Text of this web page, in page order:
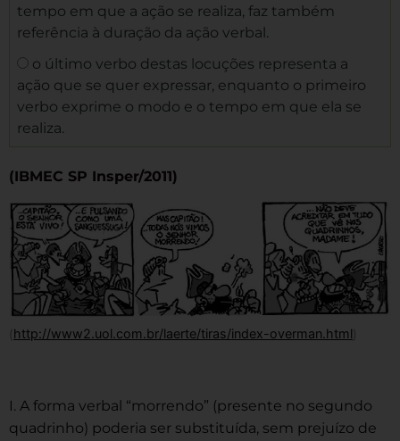
tempo em que a ação se realiza, faz também
referência à duração da ação verbal.
o último verbo destas locuções representa a
ação que se quer expressar, enquanto o primeiro
verbo exprime o modo e o tempo em que ela se
realiza.
(IBMEC SP Insper/2011)
(http://www2.uol.com.br/laerte/tiras/index-overman.html)
I. A forma verbal “morrendo” (presente no segundo
quadrinho) poderia ser substituída, sem prejuízo de